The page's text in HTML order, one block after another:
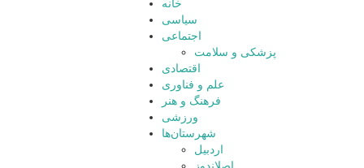
خانه
سیاسی
اجتماعی
پزشکی و سلامت
اقتصادی
علم و فناوری
فرهنگ و هنر
ورزشی
شهرستان‌ها
اردبیل